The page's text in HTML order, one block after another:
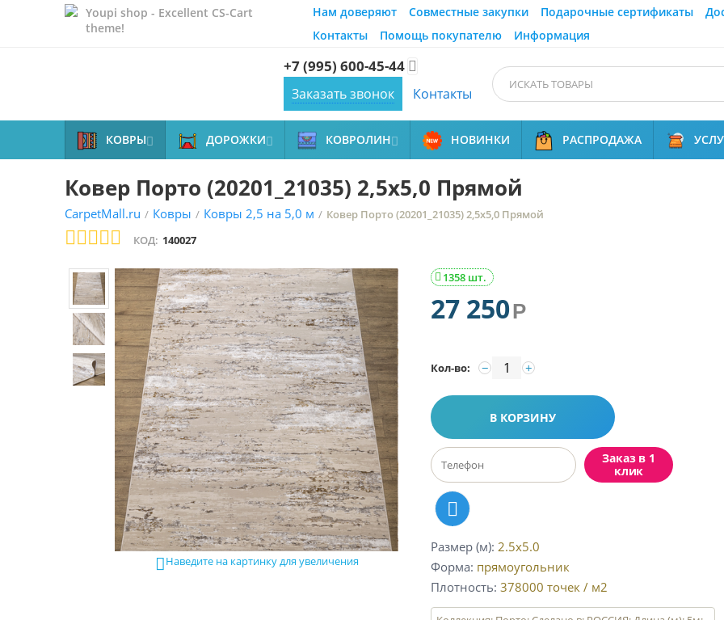
Youpi shop - Excellent CS-Cart
theme!
Нам доверяют Совместные закупки Подарочные сертификаты
Контакты
Помощь покупателю Информация
+7 (995) 600-45-44 
Заказать звонок Контакты
КОВРЫ ДОРОЖКИ КОВРОЛИН НОВИНКИ РАСПРОДАЖА
Ковер Порто (20201_21035) 2,5х5,0 Прямой
CarpetMall.ru / Ковры / Ковры 2,5 на 5,0 м / Ковер Порто (20201_21035) 2,5х5,0 Прямой
КОД: 140027
Наведите на картинку для увеличения
1358 шт.

27 250Р
Кол-во: +
−
В КОРЗИНУ
Заказ в 1
клик
Размер (м) 2.5x5.0
Форма прямоугольник
Плотность 378000 точек / м2